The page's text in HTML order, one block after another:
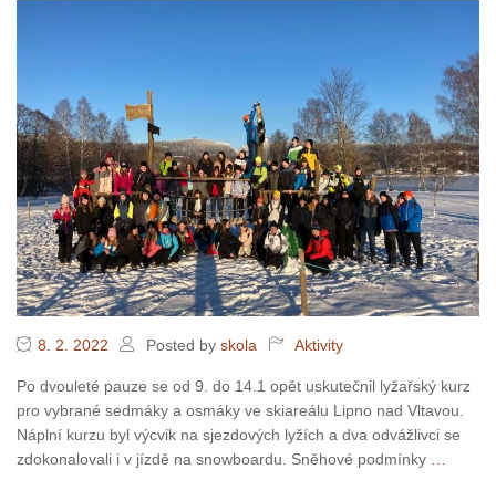
8. 2. 2022 Posted by skola Aktivity
Po dvouleté pauze se od 9. do 14.1 opět uskutečnil lyžařský kurz
pro vybrané sedmáky a osmáky ve skiareálu Lipno nad Vltavou.
Náplní kurzu byl výcvik na sjezdových lyžích a dva odvážlivci se
zdokonalovali i v jízdě na snowboardu. Sněhové podmínky …